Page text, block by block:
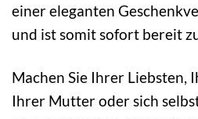
einer eleganten
und ist somit sofort bereit
Machen Sie Ihrer Liebsten,
Ihrer Mutter oder sich